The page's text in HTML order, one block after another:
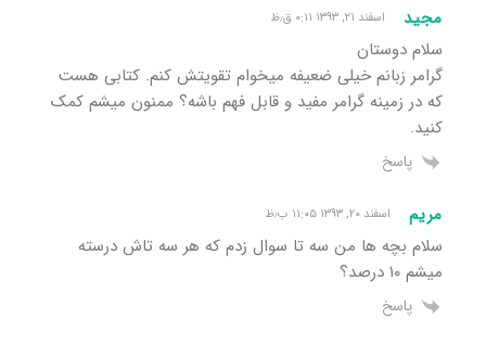
مجید اسفند ۲۱, ۱۳۹۳ ۰:۱۱ ق٫ظ
سلام دوستان
گرامر زبانم خیلی ضعیفه میخوام تقویتش کنم. کتابی هست
که در زمینه گرامر مفید و قابل فهم باشه؟ ممنون میشم کمک
کنید.
پاسخ
مریم اسفند ۲۰, ۱۳۹۳ ۱۱:۰۵ ب٫ظ
سلام بچه ها من سه تا سوال زدم که هر سه تاش درسته
میشم ۱۰ درصد؟
پاسخ